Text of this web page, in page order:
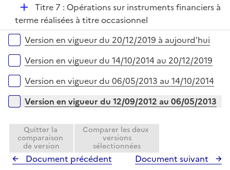
e
r
D
é
p
l
i
e
r
Titre 7 : Opérations sur instruments financiers à
terme réalisées à titre occasionnel
Versions sur la période
Version en vigueur du 20/12/2019 à aujourd'hui
Version en vigueur du 14/10/2014 au 20/12/2019
Version en vigueur du 06/05/2013 au 14/10/2014
Version en vigueur du 12/09/2012 au 06/05/2013
Quitter la
comparaison
de version
Comparer les deux
versions
sélectionnées
Document précédent Document suivant